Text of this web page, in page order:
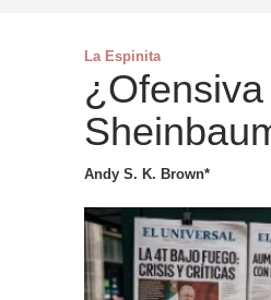
La Espinita
Andy S. K. Brown*